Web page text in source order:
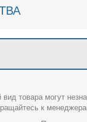
товара могут
к